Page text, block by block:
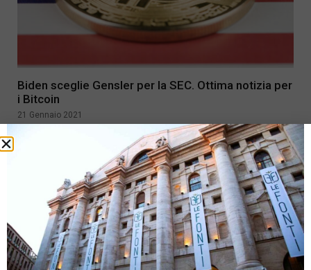
Biden sceglie Gensler per la SEC. Ottima notizia per
i Bitcoin
21 Gennaio 2021